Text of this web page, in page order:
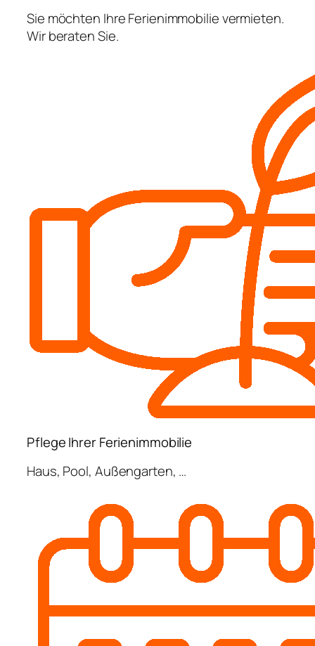
Sie möchten Ihre Ferienimmobilie vermieten.
Wir beraten Sie.
Pflege Ihrer Ferienimmobilie
Haus, Pool, Außengarten, …